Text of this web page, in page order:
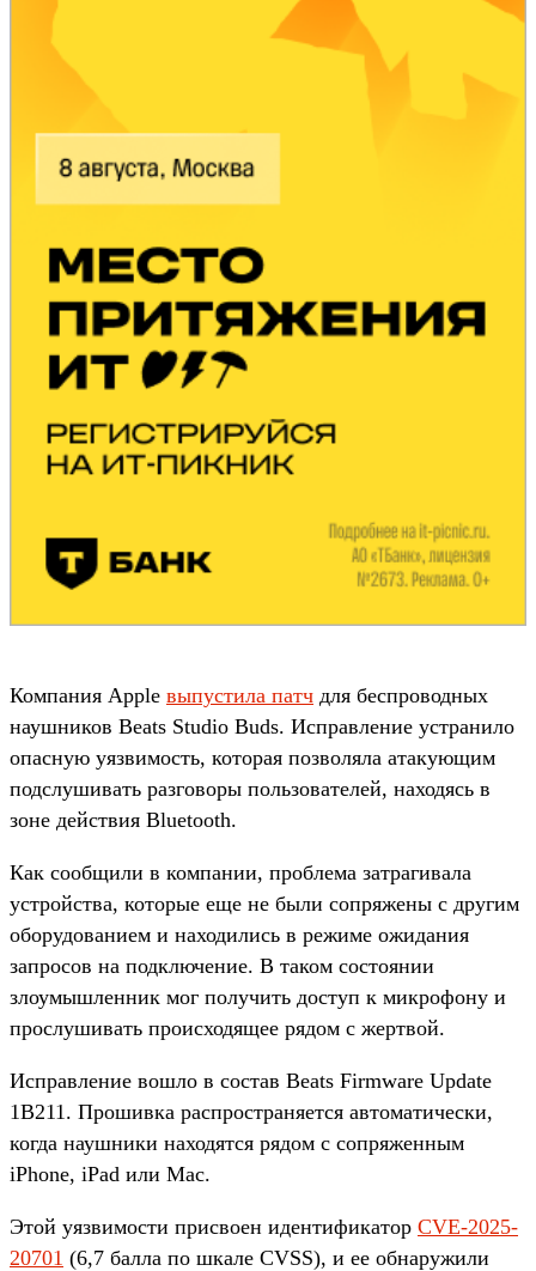
Компания Apple выпустила патч для беспроводных
наушников Beats Studio Buds. Исправление устранило
опасную уязвимость, которая позволяла атакующим
подслушивать разговоры пользователей, находясь в
зоне действия Bluetooth.
Как сообщили в компании, проблема затрагивала
устройства, которые еще не были сопряжены с другим
оборудованием и находились в режиме ожидания
запросов на подключение. В таком состоянии
злоумышленник мог получить доступ к микрофону и
прослушивать происходящее рядом с жертвой.
Исправление вошло в состав Beats Firmware Update
1B211. Прошивка распространяется автоматически,
когда наушники находятся рядом с сопряженным
iPhone, iPad или Mac.
Этой уязвимости присвоен идентификатор CVE-2025-
20701 (6,7 балла по шкале CVSS), и ее обнаружили